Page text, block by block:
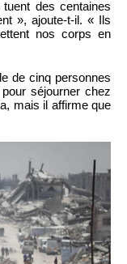
des centaines
», ajoute-t-il. « Ils
nos corps en
de cinq personnes
séjourner chez
mais il affirme que